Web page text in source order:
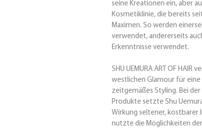
seine Kreationen ein, aber
Kosmetiklinie, die bereits
Maximen. So werden
verwendet, andererseits
Erkenntnisse verwendet.
SHU UEMURA ART OF
westlichen Glamour für
zeitgemäßes Styling. Bei
Produkte setzte Shu
Wirkung seltener, kostbarer
nutzte die Möglichkeiten